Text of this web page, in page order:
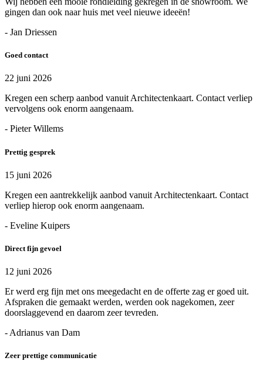
gingen dan ook naar huis met veel nieuwe ideeën!
- Jan Driessen
Goed contact
22 juni 2026
Kregen een scherp aanbod vanuit Architectenkaart. Contact verliep
vervolgens ook enorm aangenaam.
- Pieter Willems
Prettig gesprek
15 juni 2026
Kregen een aantrekkelijk aanbod vanuit Architectenkaart. Contact
verliep hierop ook enorm aangenaam.
- Eveline Kuipers
Direct fijn gevoel
12 juni 2026
Er werd erg fijn met ons meegedacht en de offerte zag er goed uit.
Afspraken die gemaakt werden, werden ook nagekomen, zeer
doorslaggevend en daarom zeer tevreden.
- Adrianus van Dam
Zeer prettige communicatie